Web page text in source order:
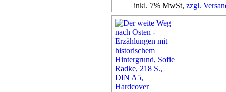
inkl. 7% MwSt,zzgl.
Details...